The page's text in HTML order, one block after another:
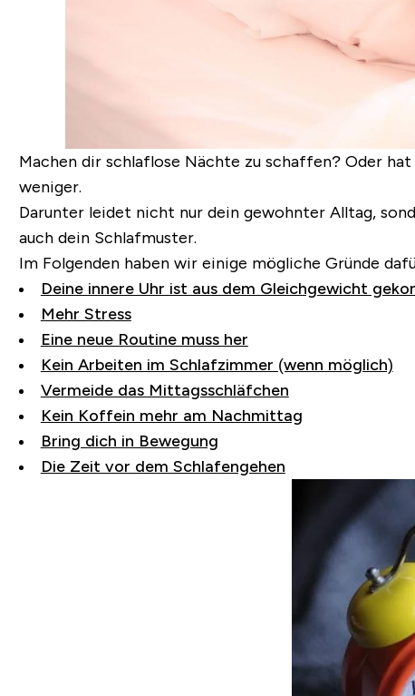
Machen dir schlaflose Nächte zu schaffen? Oder
weniger.
Darunter leidet nicht nur dein gewohnter Alltag,
auch dein Schlafmuster.
Im Folgenden haben wir einige mögliche Gründe
Deine innere Uhr ist aus dem Gleichgewicht
Mehr Stress
Eine neue Routine muss her
Kein Arbeiten im Schlafzimmer (wenn möglich)
Vermeide das Mittagsschläfchen
Kein Koffein mehr am Nachmittag
Bring dich in Bewegung
Die Zeit vor dem Schlafengehen